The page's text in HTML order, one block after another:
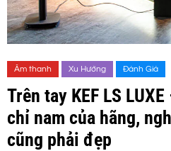
Âm thanh Xu Hướng Đánh Giá
Trên tay KEF LS
chỉ nam của hãng,
cũng phải đẹp